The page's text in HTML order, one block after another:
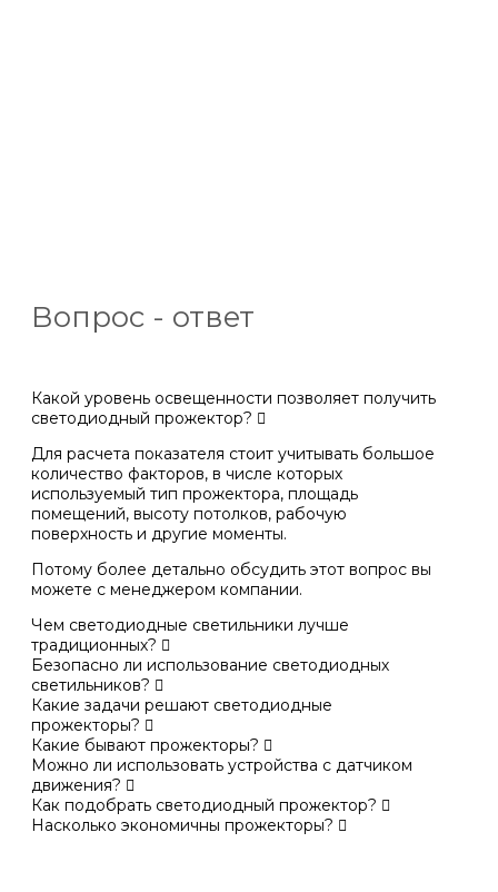
Вопрос - ответ
Какой уровень освещенности позволяет получить
светодиодный прожектор?
Для расчета показателя стоит учитывать большое
количество факторов, в числе которых
используемый тип прожектора, площадь
помещений, высоту потолков, рабочую
поверхность и другие моменты.
Потому более детально обсудить этот вопрос вы
можете с менеджером компании.
Чем светодиодные светильники лучше
традиционных?
Безопасно ли использование светодиодных
светильников?
Какие задачи решают светодиодные
прожекторы?
Какие бывают прожекторы?
Можно ли использовать устройства с датчиком
движения?
Как подобрать светодиодный прожектор?
Насколько экономичны прожекторы?